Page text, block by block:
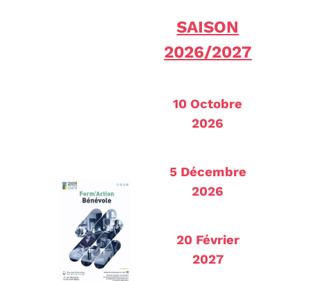
SAISON
2026/2027
10 Octobre
2026
5 Décembre
2026
20 Février
2027